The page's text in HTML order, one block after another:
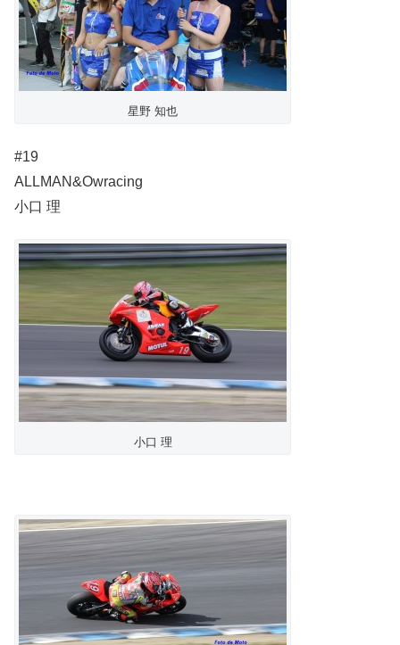
星野 知也
#19
ALLMAN&Owracing
小口 理
小口 理